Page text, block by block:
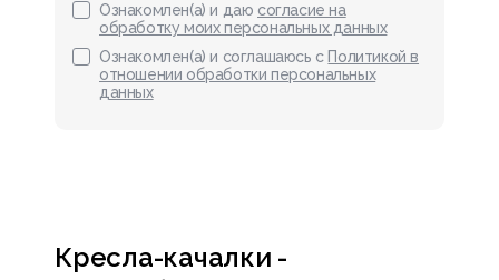
Ознакомлен(а) и даю согласие на
обработку моих персональных данных
Ознакомлен(а) и соглашаюсь с Политикой в
отношении обработки персональных
данных
Кресла-качалки -